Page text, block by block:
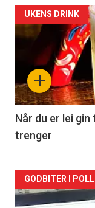
Forsiden
akkurat
nå
-
2
+
UKENS DRINK
Når du er lei
trenger
Forsiden
GODBITER I